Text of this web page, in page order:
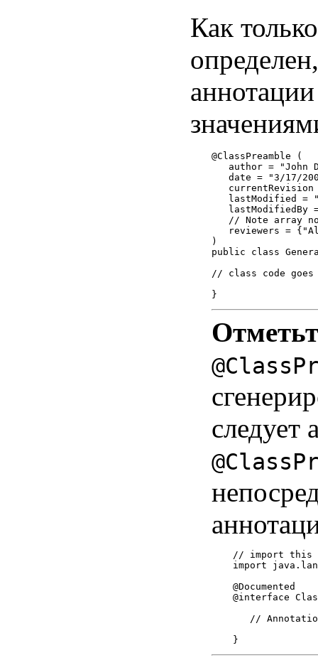
Как
@ClassPreamble (
author = "John
date = "3/17/
currentRevision
lastModified =
lastModifiedBy
// Note array
reviewers =
)
public class
// class code goes
следует
// import this
import
@Documented
@interface
//